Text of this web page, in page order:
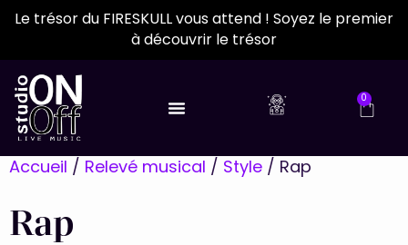
Le trésor du FIRESKULL vous attend ! Soyez le premier
à découvrir le trésor
0
Accueil / Relevé musical / Style / Rap
Rap